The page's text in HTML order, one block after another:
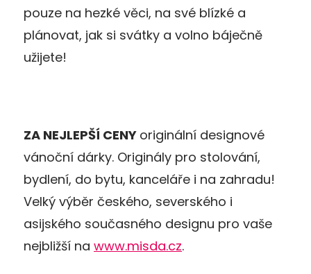
pouze na hezké věci, na své blízké a
plánovat, jak si svátky a volno báječně
užijete!
ZA NEJLEPŠÍ CENY originální designové
vánoční dárky. Originály pro stolování,
bydlení, do bytu, kanceláře i na zahradu!
Velký výběr českého, severského i
asijského současného designu pro vaše
nejbližší na www.misda.cz.